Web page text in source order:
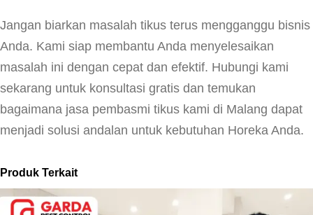
Jangan biarkan masalah tikus terus mengganggu bisnis
Anda. Kami siap membantu Anda menyelesaikan
masalah ini dengan cepat dan efektif. Hubungi kami
sekarang untuk konsultasi gratis dan temukan
bagaimana jasa pembasmi tikus kami di Malang dapat
menjadi solusi andalan untuk kebutuhan Horeka Anda.
Produk Terkait